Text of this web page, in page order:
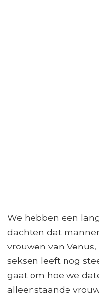
We hebben een
dachten dat
vrouwen van
seksen leeft nog
gaat om hoe we
alleenstaande